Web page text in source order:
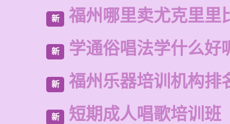
新 福州哪里卖尤克里里
新 学通俗唱法学什么好
新 福州乐器培训机构排
新 短期成人唱歌培训班